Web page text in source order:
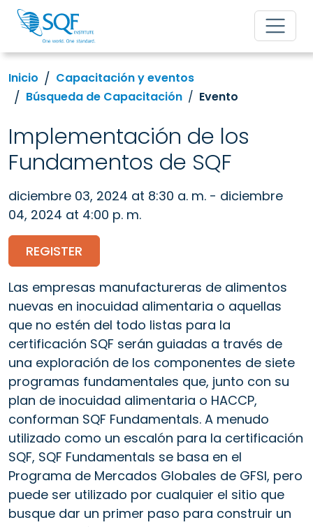
Inicio
Capacitación y eventos
Búsqueda de Capacitación
Evento
Implementación de los
Fundamentos de SQF
diciembre 03, 2024 at 8:30 a. m. - diciembre
04, 2024 at 4:00 p. m.
REGISTER
Las empresas manufactureras de alimentos
nuevas en inocuidad alimentaria o aquellas
que no estén del todo listas para la
certificación SQF serán guiadas a través de
una exploración de los componentes de siete
programas fundamentales que, junto con su
plan de inocuidad alimentaria o HACCP,
conforman SQF Fundamentals. A menudo
utilizado como un escalón para la certificación
SQF, SQF Fundamentals se basa en el
Programa de Mercados Globales de GFSI, pero
puede ser utilizado por cualquier el sitio que
busque dar un primer paso para construir un